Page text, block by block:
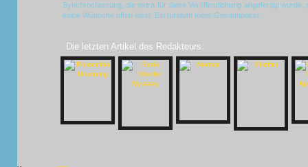
Synchronfassung, die extra für diese Veröffentlichung angefertigt
keine Wünsche offen lässt. Ein rundum tolles Gesamtpaket...
Die letzten Artikel des Redakteurs: